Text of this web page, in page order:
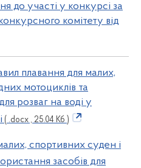
до участі у конкурсі за
комітету від
плавання для малих,
мотоциклів та
розваг на воді у
( .docx , 25.04 Кб )
спортивних суден і
засобів для